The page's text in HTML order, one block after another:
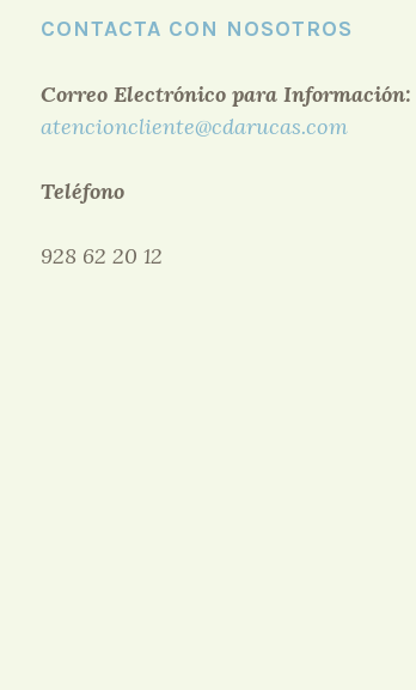
CONTACTA CON NOSOTROS
Correo Electrónico para Información:
atencioncliente@cdarucas.com
Teléfono
928 62 20 12